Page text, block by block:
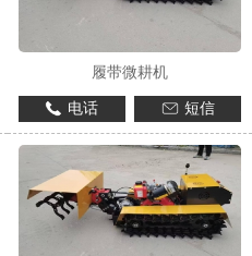
2
履带微耕机
电话 短信